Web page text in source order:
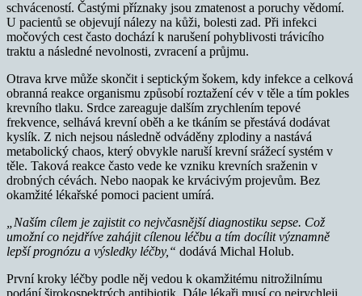
schváceností. Častými příznaky jsou zmatenost a poruchy vědomí.
U pacientů se objevují nálezy na kůži, bolesti zad. Při infekci
močových cest často dochází k narušení pohyblivosti trávicího
traktu a následné nevolnosti, zvracení a průjmu.
Otrava krve může skončit i septickým šokem, kdy infekce a celková
obranná reakce organismu způsobí roztažení cév v těle a tím pokles
krevního tlaku. Srdce zareaguje dalším zrychlením tepové
frekvence, selhává krevní oběh a ke tkáním se přestává dodávat
kyslík. Z nich nejsou následně odváděny zplodiny a nastává
metabolický chaos, který obvykle naruší krevní srážecí systém v
těle. Taková reakce často vede ke vzniku krevních sraženin v
drobných cévách. Nebo naopak ke krvácivým projevům. Bez
okamžité lékařské pomoci pacient umírá.
„Naším cílem je zajistit co nejvčasnější diagnostiku sepse. Což
umožní co nejdříve zahájit cílenou léčbu a tím docílit významně
lepší prognózu a výsledky léčby,“ dodává Michal Holub.
První kroky léčby podle něj vedou k okamžitému nitrožilnímu